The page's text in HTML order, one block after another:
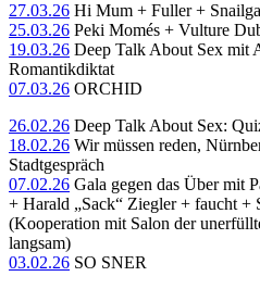
27.03.26 Hi Mum + Fuller +
25.03.26 Peki Momés + Vulture
19.03.26 Deep Talk About Sex mit
Romantikdiktat
07.03.26 ORCHID
26.02.26 Deep Talk About Sex:
18.02.26 Wir müssen reden,
Stadtgespräch
07.02.26 Gala gegen das Über mit
+ Harald „Sack“ Ziegler + faucht
(Kooperation mit Salon der
langsam)
03.02.26 SO SNER